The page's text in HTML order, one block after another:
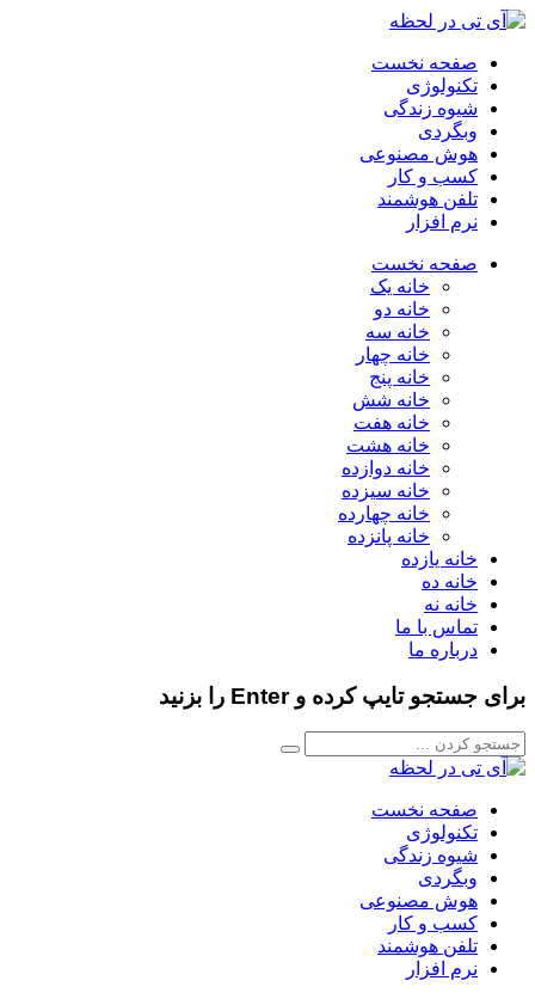
صفحه نخست
تکنولوژی
شیوه زندگی
وبگردی
هوش مصنوعی
کسب و کار
تلفن هوشمند
نرم افزار
صفحه نخست
خانه یک
خانه دو
خانه سه
خانه چهار
خانه پنج
خانه شش
خانه هفت
خانه هشت
خانه دوازده
خانه سیزده
خانه چهارده
خانه پانزده
خانه یازده
خانه ده
خانه نه
تماس با ما
درباره ما
برای جستجو تایپ کرده و Enter را بزنید
صفحه نخست
تکنولوژی
شیوه زندگی
وبگردی
هوش مصنوعی
کسب و کار
تلفن هوشمند
نرم افزار